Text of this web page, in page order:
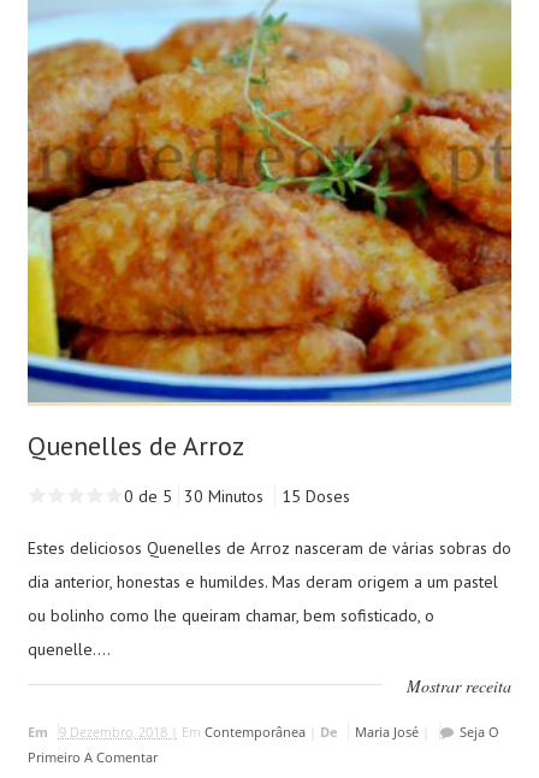
Quenelles de Arroz
0 de 5 30 Minutos 15 Doses
Estes deliciosos Quenelles de Arroz nasceram de várias sobras do
dia anterior, honestas e humildes. Mas deram origem a um pastel
ou bolinho como lhe queiram chamar, bem sofisticado, o
quenelle....
Mostrar receita
Em 9 Dezembro, 2018 | Em Contemporânea| De Maria José|
Seja O
Primeiro A Comentar